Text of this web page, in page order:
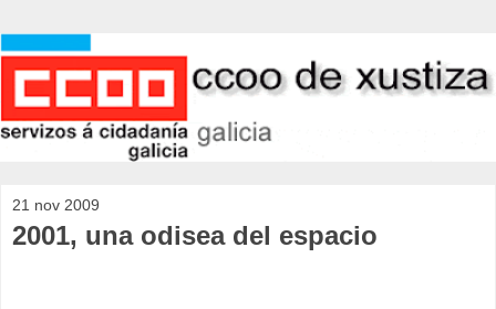
21 nov 2009
2001, una odisea del espacio